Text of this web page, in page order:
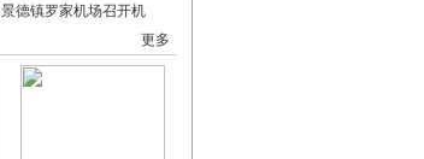
景德镇罗家机场召开机
更多